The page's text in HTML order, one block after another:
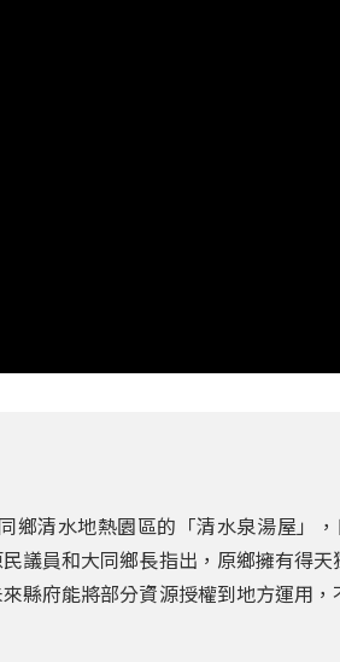
鄉清水地熱園區的「清水泉湯屋」
民議員和大同鄉長指出，原鄉擁有得
縣府能將部分資源授權到地方運用